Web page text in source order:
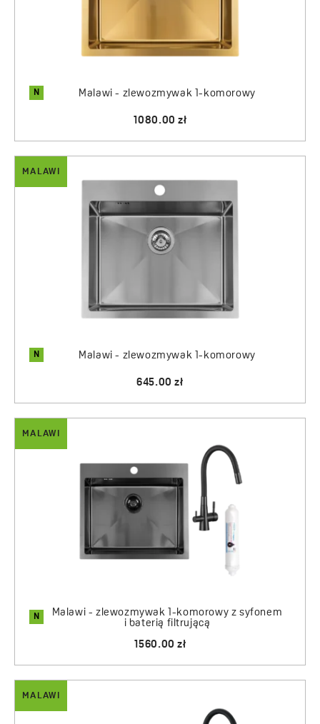
N Malawi - zlewozmywak 1-komorowy
1080.00 zł
MALAWI
N Malawi - zlewozmywak 1-komorowy
645.00 zł
MALAWI
N
Malawi - zlewozmywak 1-komorowy z syfonem
i baterią filtrującą
1560.00 zł
MALAWI